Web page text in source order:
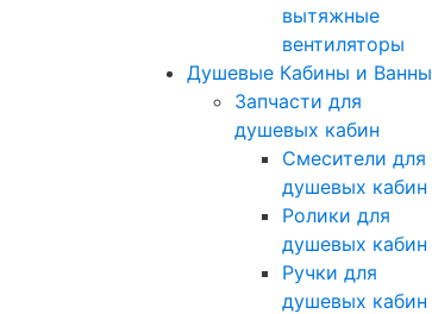
вытяжные
вентиляторы
Душевые Кабины и Ванны
Запчасти для
душевых кабин
Смесители для
душевых кабин
Ролики для
душевых кабин
Ручки для
душевых кабин